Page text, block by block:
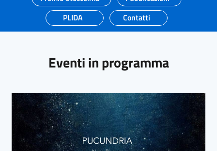
PLIDA
Contatti
Eventi in programma